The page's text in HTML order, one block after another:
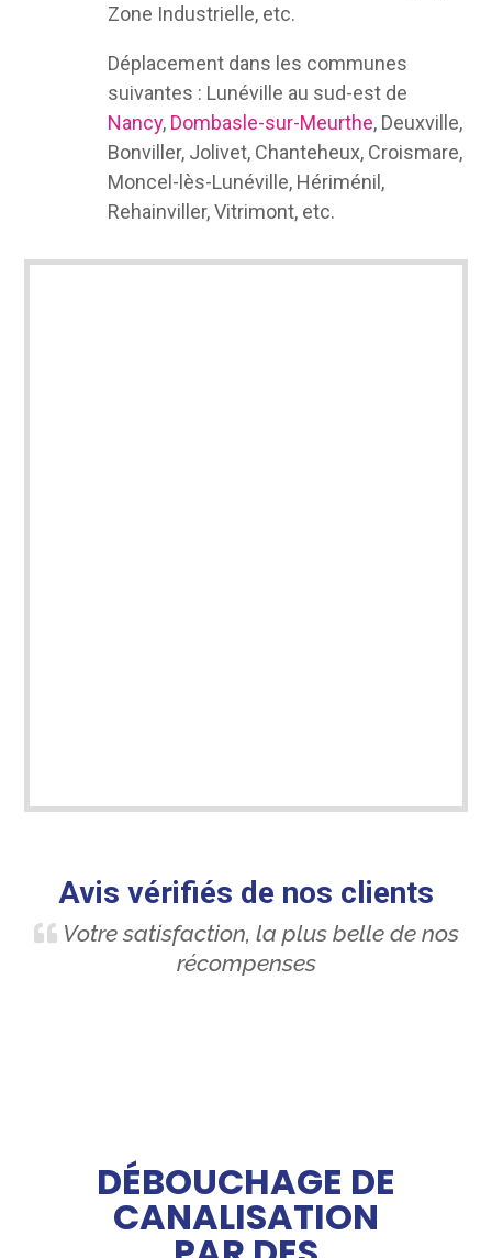
Zone Industrielle, etc.
Déplacement dans les communes
suivantes : Lunéville au sud-est de
Nancy, Dombasle-sur-Meurthe, Deuxville,
Bonviller, Jolivet, Chanteheux, Croismare,
Moncel-lès-Lunéville, Hériménil,
Rehainviller, Vitrimont, etc.
Avis vérifiés de nos clients
Votre satisfaction, la plus belle de nos
récompenses
DÉBOUCHAGE DE
CANALISATION